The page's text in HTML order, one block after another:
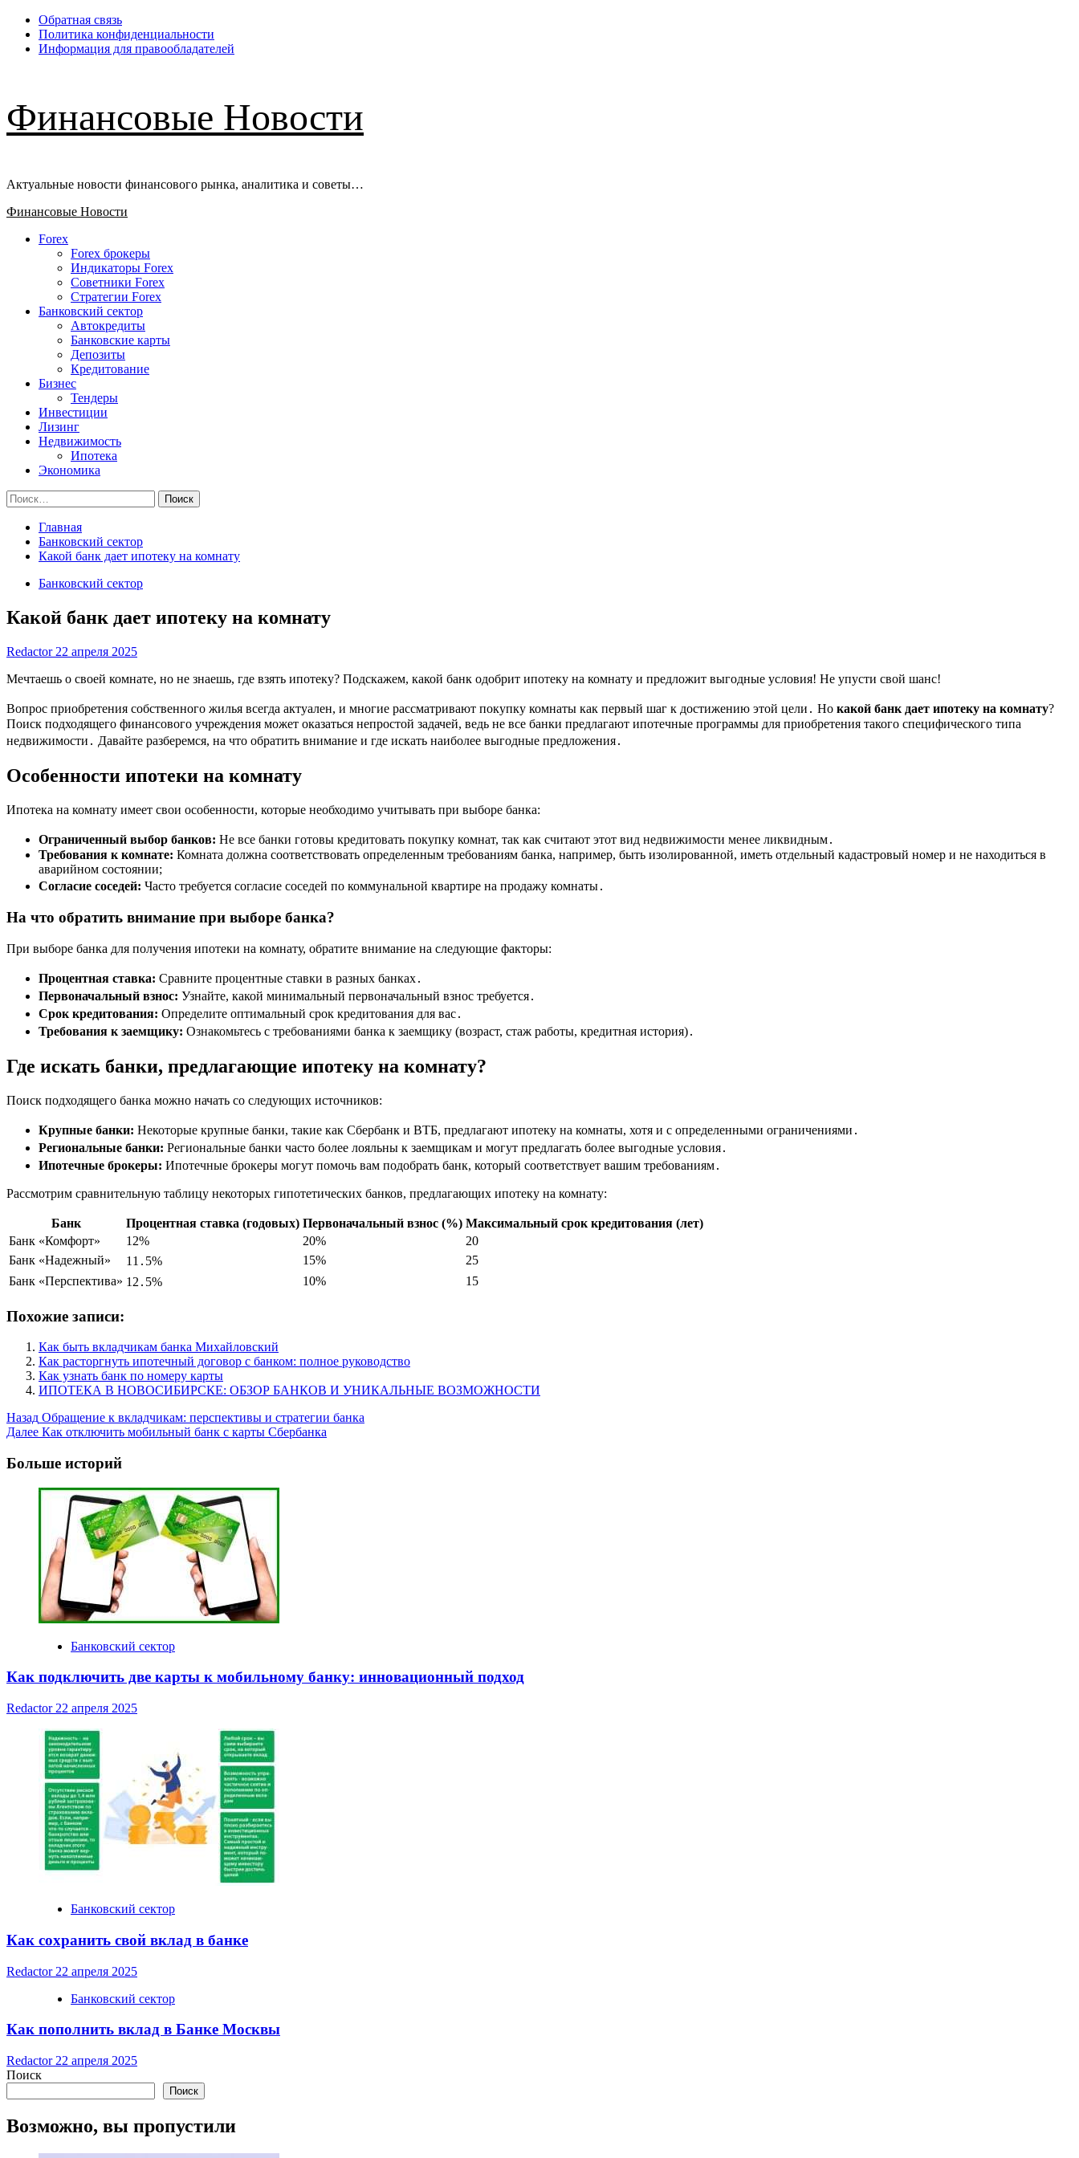
Перейти
содержимому
Обратная связь
Политика конфиденциальности
Информация для правообладателей
Финансовые Новости
Актуальные новости финансового рынка, аналитика и советы…
Основное
Финансовые Новости
Forex
Forex брокеры
Индикаторы Forex
Советники Forex
Стратегии Forex
Банковский сектор
Автокредиты
Банковские карты
Депозиты
Кредитование
Бизнес
Тендеры
Инвестиции
Лизинг
Недвижимость
Ипотека
Экономика
Найти:
Главная
Банковский сектор
Какой банк дает ипотеку на комнату
Банковский сектор
Какой банк дает ипотеку на комнату
Redactor 22 апреля 2025
Мечтаешь о своей комнате, но не знаешь, где взять ипотеку? Подскажем, какой банк одобрит ипотеку на комнату и предложит выгодные условия! Не упусти свой шанс!
Вопрос приобретения собственного жилья всегда актуален, и многие рассматривают покупку комнаты как первый шаг к достижению этой цели․ Но какой банк дает ипотеку на комнату?
Поиск подходящего финансового учреждения может оказаться непростой задачей, ведь не все банки предлагают ипотечные программы для приобретения такого специфического типа
недвижимости․ Давайте разберемся, на что обратить внимание и где искать наиболее выгодные предложения․
Особенности ипотеки на комнату
Ипотека на комнату имеет свои особенности, которые необходимо учитывать при выборе банка:
Ограниченный выбор банков: Не все банки готовы кредитовать покупку комнат, так как считают этот вид недвижимости менее ликвидным․
Требования к комнате: Комната должна соответствовать определенным требованиям банка, например, быть изолированной, иметь отдельный кадастровый номер и не находиться в
аварийном состоянии;
Согласие соседей: Часто требуется согласие соседей по коммунальной квартире на продажу комнаты․
На что обратить внимание при выборе банка?
При выборе банка для получения ипотеки на комнату, обратите внимание на следующие факторы:
Процентная ставка: Сравните процентные ставки в разных банках․
Первоначальный взнос: Узнайте, какой минимальный первоначальный взнос требуется․
Срок кредитования: Определите оптимальный срок кредитования для вас․
Требования к заемщику: Ознакомьтесь с требованиями банка к заемщику (возраст, стаж работы, кредитная история)․
Где искать банки, предлагающие ипотеку на комнату?
Поиск подходящего банка можно начать со следующих источников:
Крупные банки: Некоторые крупные банки, такие как Сбербанк и ВТБ, предлагают ипотеку на комнаты, хотя и с определенными ограничениями․
Региональные банки: Региональные банки часто более лояльны к заемщикам и могут предлагать более выгодные условия․
Ипотечные брокеры: Ипотечные брокеры могут помочь вам подобрать банк, который соответствует вашим требованиям․
Рассмотрим сравнительную таблицу некоторых гипотетических банков, предлагающих ипотеку на комнату:
Банк Процентная ставка (годовых) Первоначальный взнос (%) Максимальный срок кредитования (лет)
Банк «Комфорт»
12% 20%
20
Банк «Надежный»
11․5% 15%
25
Банк «Перспектива» 12․5% 10% 15
Похожие записи:
Как быть вкладчикам банка Михайловский
Как расторгнуть ипотечный договор с банком: полное руководство
Как узнать банк по номеру карты
ИПОТЕКА В НОВОСИБИРСКЕ: ОБЗОР БАНКОВ И УНИКАЛЬНЫЕ ВОЗМОЖНОСТИ
Post
Navigation
Назад Обращение к вкладчикам: перспективы и стратегии банка
Далее Как отключить мобильный банк с карты Сбербанка
Больше историй
Банковский сектор
Как подключить две карты к мобильному банку: инновационный подход
Redactor 22 апреля 2025
Банковский сектор
Как сохранить свой вклад в банке
Redactor 22 апреля 2025
Банковский сектор
Как пополнить вклад в Банке Москвы
Redactor 22 апреля 2025
Поиск
Поиск
Возможно, вы пропустили